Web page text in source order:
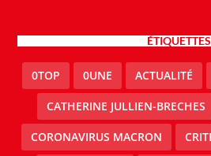
ÉTIQUETTES
0TOP 0UNE ACTUALITÉ
CATHERINE JULLIEN-BRECHES
CORONAVIRUS MACRON